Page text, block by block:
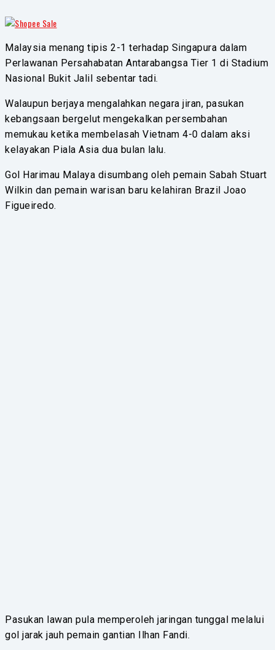
Malaysia menang tipis 2-1 terhadap Singapura dalam
Perlawanan Persahabatan Antarabangsa Tier 1 di Stadium
Nasional Bukit Jalil sebentar tadi.
Walaupun berjaya mengalahkan negara jiran, pasukan
kebangsaan bergelut mengekalkan persembahan
memukau ketika membelasah Vietnam 4-0 dalam aksi
kelayakan Piala Asia dua bulan lalu.
Gol Harimau Malaya disumbang oleh pemain Sabah Stuart
Wilkin dan pemain warisan baru kelahiran Brazil Joao
Figueiredo.
Pasukan lawan pula memperoleh jaringan tunggal melalui
gol jarak jauh pemain gantian Ilhan Fandi.